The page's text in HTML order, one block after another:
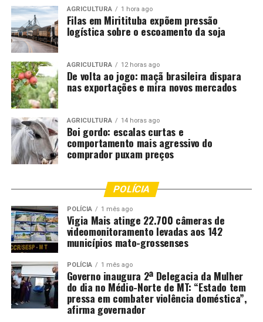
AGRICULTURA 1 hora ago
Filas em Miritituba expõem pressão
logística sobre o escoamento da soja
AGRICULTURA 12 horas ago
De volta ao jogo: maçã brasileira dispara
nas exportações e mira novos mercados
AGRICULTURA 14 horas ago
Boi gordo: escalas curtas e
comportamento mais agressivo do
comprador puxam preços
POLÍCIA
POLÍCIA 1 mês ago
Vigia Mais atinge 22.700 câmeras de
videomonitoramento levadas aos 142
municípios mato-grossenses
POLÍCIA 1 mês ago
Governo inaugura 2ª Delegacia da Mulher
do dia no Médio-Norte de MT: “Estado tem
pressa em combater violência doméstica”,
afirma governador